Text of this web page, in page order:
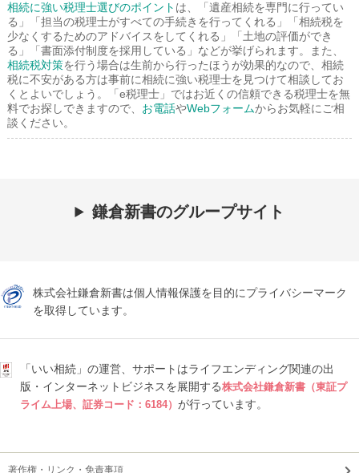
相続に強い税理士選びのポイント は、「遺産相続を専門に行ってい
る」「担当の税理士がすべての手続きを行ってくれる」「相続税を
少なくするためのアドバイスをしてくれる」「土地の評価ができ
る」「書面添付制度を採用している」などが挙げられます。また、
相続税対策を行う場合は生前から行ったほうが効果的なので、相続
税に不安がある方は事前に相続に強い税理士を見つけて相談してお
くとよいでしょう。「e税理士」ではお近くの信頼できる税理士を無
料でお探しできますので、 お電話やWebフォームからお気軽にご相
談ください。
鎌倉新書のグループサイト
株式会社鎌倉新書は個人情報保護を目的にプライバシーマーク
を取得しています。
「いい相続」の運営、サポートはライフエンディング関連の出
版・インターネットビジネスを展開する株式会社鎌倉新書（東証プ
ライム上場、証券コード：6184） が行っています。
著作権・リンク・免責事項